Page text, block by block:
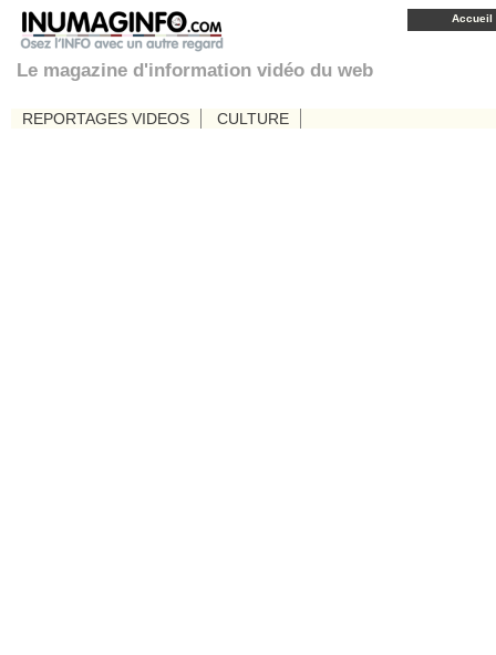
Accueil
Le magazine d'information vidéo du web
REPORTAGES VIDEOS CULTURE